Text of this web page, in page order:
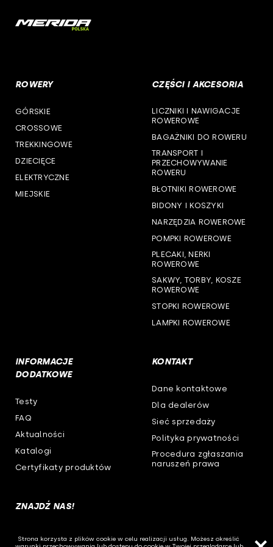
cst
woj. opolskie
woj. podlaskie
woj. pomorskie
woj. śląskie
woj. warmińsko-mazurskie
ROWERY
GÓRSKIE
CROSSOWE
TREKKINGOWE
DZIECIĘCE
ELEKTRYCZNE
MIEJSKIE
CZĘŚCI I AKCESORIA
LICZNIKI I NAWIGACJE
ROWEROWE
BAGAŻNIKI DO ROWERU
TRANSPORT I
PRZECHOWYWANIE
ROWERU
BŁOTNIKI ROWEROWE
BIDONY I KOSZYKI
NARZĘDZIA ROWEROWE
POMPKI ROWEROWE
PLECAKI, NERKI
ROWEROWE
SAKWY, TORBY, KOSZE
ROWEROWE
STOPKI ROWEROWE
LAMPKI ROWEROWE
INFORMACJE
DODATKOWE
Testy
FAQ
Aktualności
Katalogi
Certyfikaty produktów
KONTAKT
Dane kontaktowe
Dla dealerów
Sieć sprzedaży
Polityka prywatności
Procedura zgłaszania
naruszeń prawa
ZNAJDŹ NAS!
Strona korzysta z plików cookie w celu realizacji usług. Możesz określić